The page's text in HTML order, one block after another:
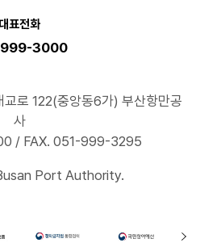
대표전화
3000
로 122(중앙동6가) 부산항만공
사
/ FAX. 051-999-3295
Port Authority.